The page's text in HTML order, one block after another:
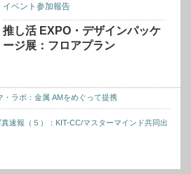
イベント参加報告
推し活 EXPO・デザインパッケ
ージ展：フロアプラン
・ラボ：金属 AMをめぐって提携
速報（５）：KIT-CC/マスターマインド共同出